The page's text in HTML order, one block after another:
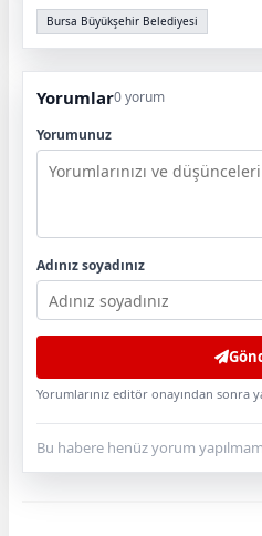
Bursa Büyükşehir Belediyesi
Yorumlar0 yorum
Yorumunuz
Adınız soyadınız
Yorumlarınız editör onayından sonra
Bu habere henüz yorum